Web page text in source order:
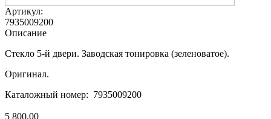
Артикул:
7935009200
Описание
Стекло 5-й двери. Заводская тонировка (зеленоватое).
Оригинал.
Каталожный номер: 7935009200
5 800,00